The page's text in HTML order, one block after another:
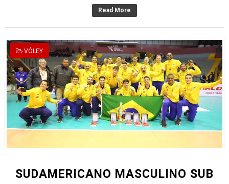
Read More
VÓLEY
SUDAMERICANO MASCULINO SUB